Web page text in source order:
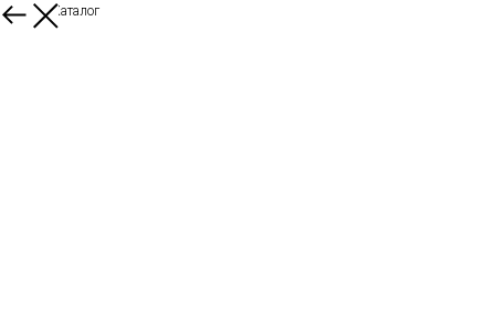
Назад в Каталог